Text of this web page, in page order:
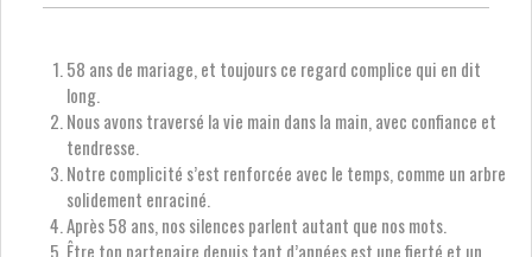
58 ans de mariage, et toujours ce regard complice qui en dit
long.
Nous avons traversé la vie main dans la main, avec confiance et
tendresse.
Notre complicité s’est renforcée avec le temps, comme un arbre
solidement enraciné.
Après 58 ans, nos silences parlent autant que nos mots.
Être ton partenaire depuis tant d’années est une fierté et un